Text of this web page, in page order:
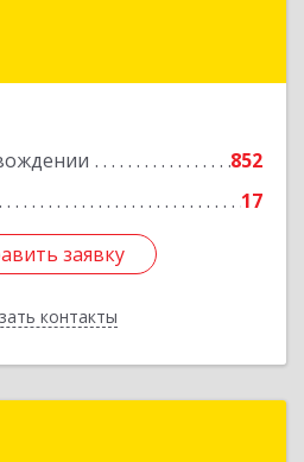
852
17
заявку
контакты
Зеленоград г, корпус 340,
заявку
Назад